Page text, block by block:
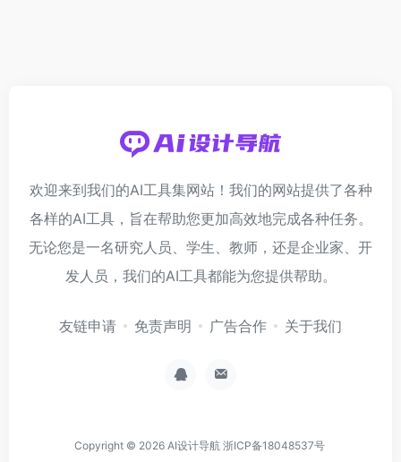
欢迎来到我们的AI工具集网站！我们的网站提供了各种
各样的AI工具，旨在帮助您更加高效地完成各种任务。
无论您是一名研究人员、学生、教师，还是企业家、开
发人员，我们的AI工具都能为您提供帮助。
友链申请 免责声明 广告合作 关于我们
Copyright © 2026 AI设计导航 浙ICP备18048537号